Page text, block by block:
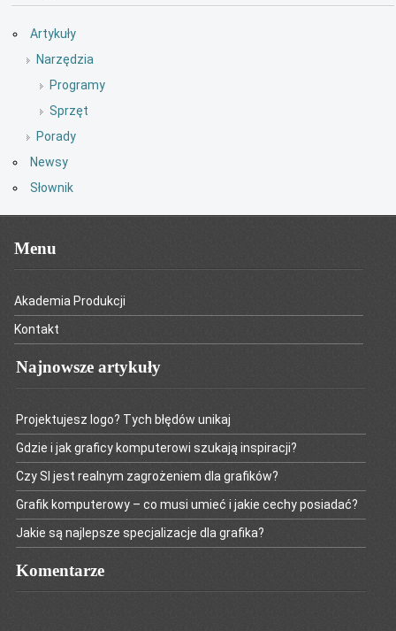
Artykuły
Narzędzia
Programy
Sprzęt
Porady
Newsy
Słownik
Menu
Akademia Produkcji
Kontakt
Najnowsze artykuły
Projektujesz logo? Tych błędów unikaj
Gdzie i jak graficy komputerowi szukają inspiracji?
Czy SI jest realnym zagrożeniem dla grafików?
Grafik komputerowy – co musi umieć i jakie cechy posiadać?
Jakie są najlepsze specjalizacje dla grafika?
Komentarze